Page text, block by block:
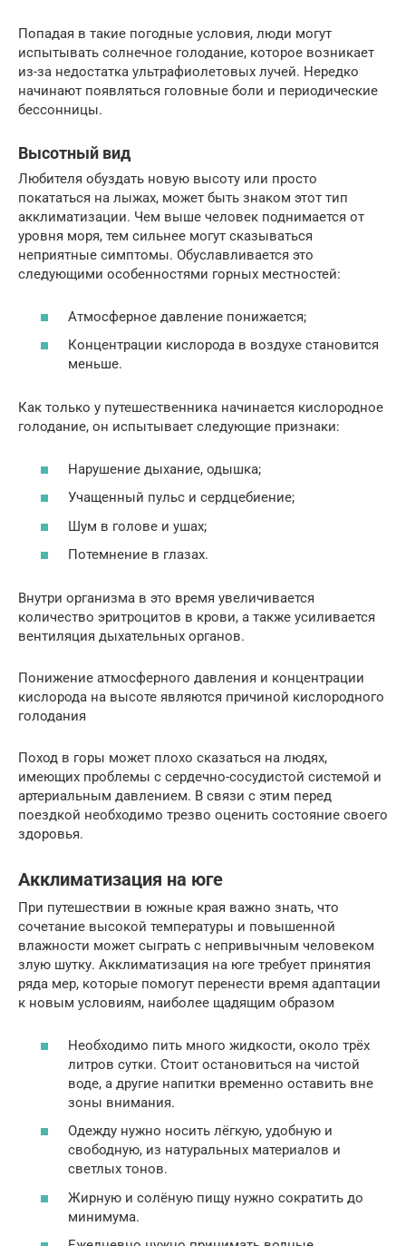
Попадая в такие погодные условия, люди могут
испытывать солнечное голодание, которое возникает
из-за недостатка ультрафиолетовых лучей. Нередко
начинают появляться головные боли и периодические
бессонницы.
Высотный вид
Любителя обуздать новую высоту или просто
покататься на лыжах, может быть знаком этот тип
акклиматизации. Чем выше человек поднимается от
уровня моря, тем сильнее могут сказываться
неприятные симптомы. Обуславливается это
следующими особенностями горных местностей:
Атмосферное давление понижается;
Концентрации кислорода в воздухе становится
меньше.
Как только у путешественника начинается кислородное
голодание, он испытывает следующие признаки:
Нарушение дыхание, одышка;
Учащенный пульс и сердцебиение;
Шум в голове и ушах;
Потемнение в глазах.
Внутри организма в это время увеличивается
количество эритроцитов в крови, а также усиливается
вентиляция дыхательных органов.
Понижение атмосферного давления и концентрации
кислорода на высоте являются причиной кислородного
голодания
Поход в горы может плохо сказаться на людях,
имеющих проблемы с сердечно-сосудистой системой и
артериальным давлением. В связи с этим перед
поездкой необходимо трезво оценить состояние своего
здоровья.
Акклиматизация на юге
При путешествии в южные края важно знать, что
сочетание высокой температуры и повышенной
влажности может сыграть с непривычным человеком
злую шутку. Акклиматизация на юге требует принятия
ряда мер, которые помогут перенести время адаптации
к новым условиям, наиболее щадящим образом
Необходимо пить много жидкости, около трёх
литров сутки. Стоит остановиться на чистой
воде, а другие напитки временно оставить вне
зоны внимания.
Одежду нужно носить лёгкую, удобную и
свободную, из натуральных материалов и
светлых тонов.
Жирную и солёную пищу нужно сократить до
минимума.